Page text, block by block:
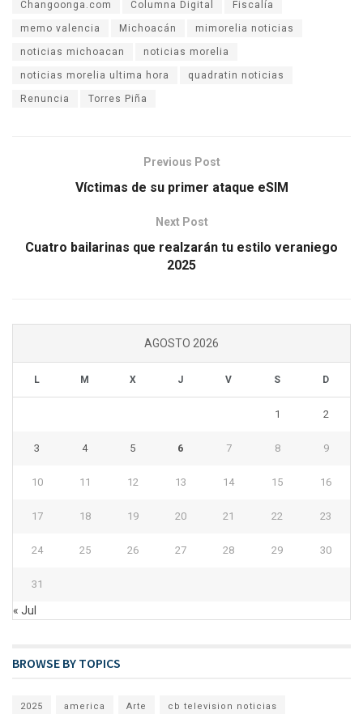
Changoonga.com Columna Digital Fiscalía
memo valencia Michoacán mimorelia noticias
noticias michoacan noticias morelia
noticias morelia ultima hora quadratin noticias
Renuncia Torres Piña
Previous Post
Víctimas de su primer ataque eSIM
Next Post
Cuatro bailarinas que realzarán tu estilo veraniego
2025
AGOSTO 2026
L M X J V S D
1 2
3 4 5 6 7 8 9
10 11 12 13 14 15 16
17 18 19 20 21 22 23
24 25 26 27 28 29 30
31
« Jul
BROWSE BY TOPICS
2025 america Arte cb television noticias